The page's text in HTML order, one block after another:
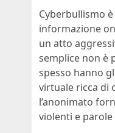
Cyberbullismo
informazione
un atto
semplice non è
spesso hanno
virtuale ricca di
l’anonimato
violenti e